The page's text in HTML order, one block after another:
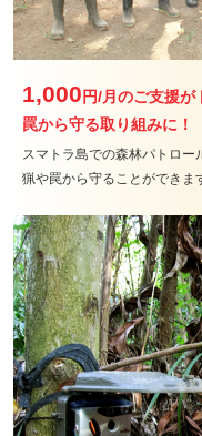
1,000 円/月のご支援が
罠から守る取り組みに！
スマトラ島での森林パトロー
猟や罠から守ることができま